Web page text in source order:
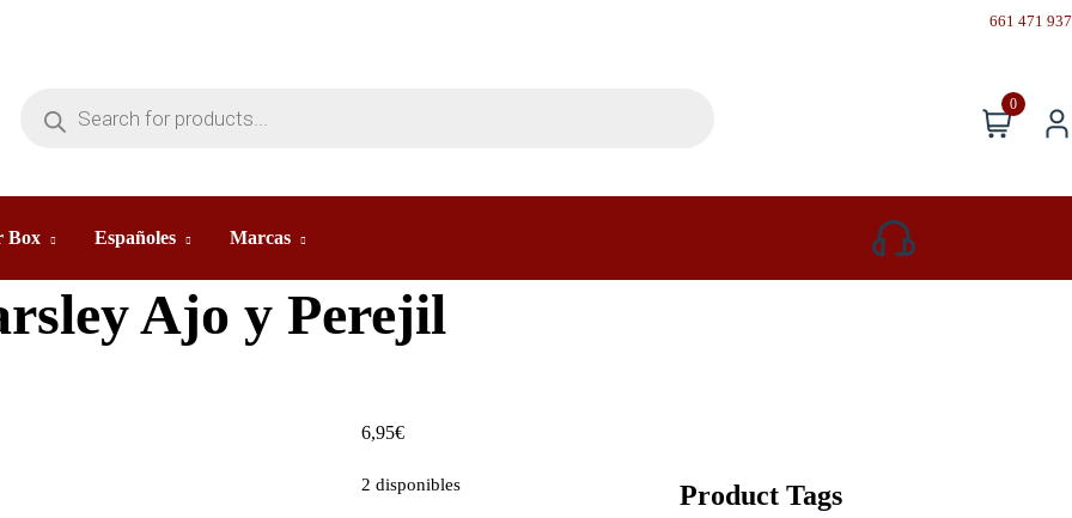
661 471 937
0
Box Españoles Marcas
Ajo y Perejil
6,95€
2 disponibles Product Tags